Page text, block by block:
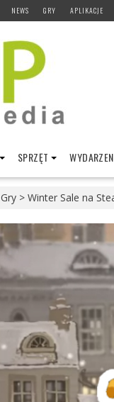
NEWS GRY APLIKACJE
SPRZĘT
Gry > Winter Sale na